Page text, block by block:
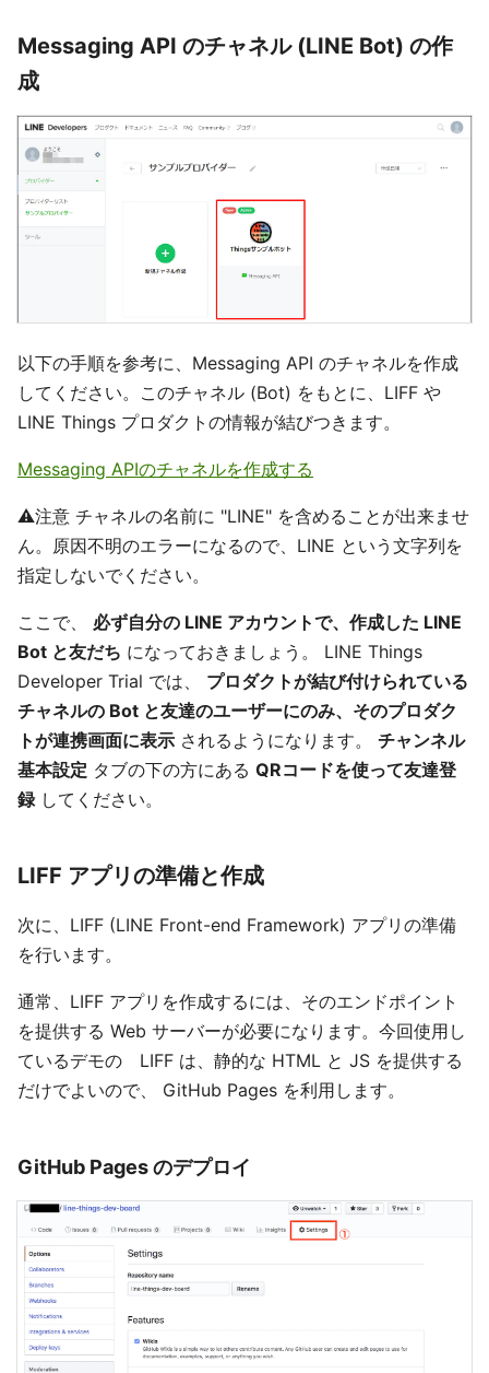
Messaging API のチャネル (LINE Bot) の作
成
以下の手順を参考に、Messaging API のチャネルを作成
してください。このチャネル (Bot) をもとに、LIFF や
LINE Things プロダクトの情報が結びつきます。
Messaging APIのチャネルを作成する
⚠注意 チャネルの名前に "LINE" を含めることが出来ませ
ん。原因不明のエラーになるので、LINE という文字列を
指定しないでください。
ここで、 必ず自分の LINE アカウントで、作成した LINE
Bot と友だち になっておきましょう。 LINE Things
Developer Trial では、 プロダクトが結び付けられている
チャネルの Bot と友達のユーザーにのみ、そのプロダク
トが連携画面に表示 されるようになります。 チャンネル
基本設定 タブの下の方にある QRコードを使って友達登
録してください。
LIFF アプリの準備と作成
次に、LIFF (LINE Front-end Framework) アプリの準備
を行います。
通常、LIFF アプリを作成するには、そのエンドポイント
を提供する Web サーバーが必要になります。今回使用し
ているデモの LIFF は、静的な HTML と JS を提供する
だけでよいので、 GitHub Pages を利用します。
GitHub Pages のデプロイ